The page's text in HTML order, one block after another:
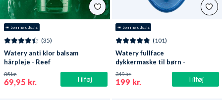
☀️ Sommerudsalg
Tilføj
(35)
Watery anti klor balsam
hårpleje - Reef
69,95 kr.
85 kr.
☀️ Sommerudsalg
Tilføj
(101)
Watery fullface
dykkermaske til børn -
Oxygen - Atlantic Blue
199 kr.
349 kr.